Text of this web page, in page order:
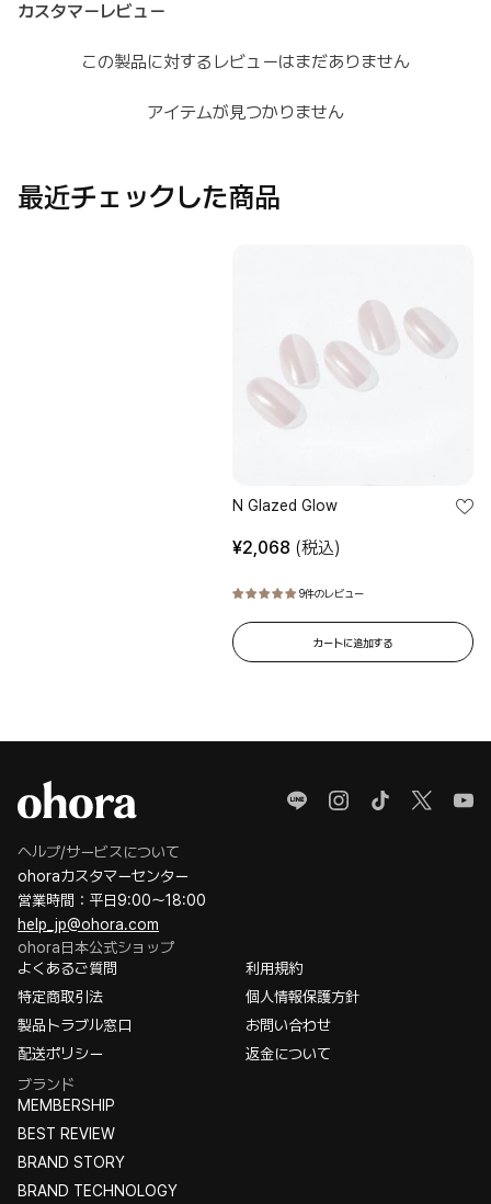
手を洗った後、付属のプレップパッドで爪表面をやさしく拭き取ってく
カスタマーレビュー
この製品に対するレビューはまだありません
アイテムが見つかりません
最近チェックした商品
N Glazed Glow
¥2,068 (税込)
9件のレビュー
カートに追加する
ヘルプ/サービスについて
ohoraカスタマーセンター
営業時間：平日9:00〜18:00
help_jp@ohora.com
ohora日本公式ショップ
よくあるご質問
利用規約
特定商取引法
個人情報保護方針
製品トラブル窓口
お問い合わせ
配送ポリシー
返金について
ブランド
MEMBERSHIP
BEST REVIEW
BRAND STORY
BRAND TECHNOLOGY